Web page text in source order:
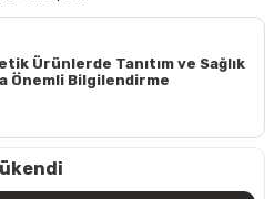
Ürünlerde Tanıtım ve Sağlık
Önemli Bilgilendirme